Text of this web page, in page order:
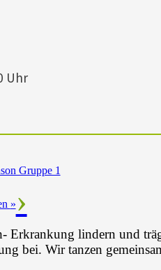
Uhr
Gruppe 1
»
Erkrankung lindern und
bei. Wir tanzen